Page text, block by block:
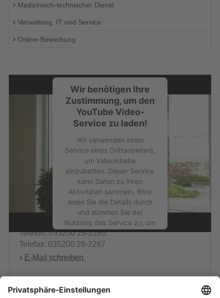
Medizinisch-technischer Dienst
Verwaltung, IT und Service
Online-Bewerbung
Wir benötigen Ihre
Zustimmung, um den
YouTube Video-
Service zu laden!
Wir verwenden einen
Service eines Drittanbieters,
um Videoinhalte
einzubetten. Dieser Service
kann Daten zu Ihren
Aktivitäten sammeln. Bitte
lesen Sie die Details durch
und stimmen Sie der
Nutzung des Service zu, um
dieses Video anzusehen.
Mehr Informationen
Akzeptieren
Personalmanagement
Frau Stefanie Strauch
Telefon: 035200 26-2285
Telefax: 035200 26-2287
E-Mail schreiben